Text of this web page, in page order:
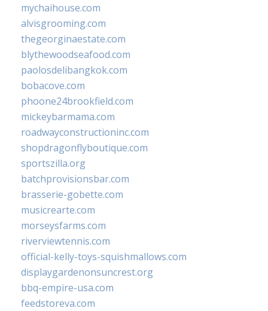
mychaihouse.com
alvisgrooming.com
thegeorginaestate.com
blythewoodseafood.com
paolosdelibangkok.com
bobacove.com
phoone24brookfield.com
mickeybarmama.com
roadwayconstructioninc.com
shopdragonflyboutique.com
sportszilla.org
batchprovisionsbar.com
brasserie-gobette.com
musicrearte.com
morseysfarms.com
riverviewtennis.com
official-kelly-toys-squishmallows.com
displaygardenonsuncrest.org
bbq-empire-usa.com
feedstoreva.com